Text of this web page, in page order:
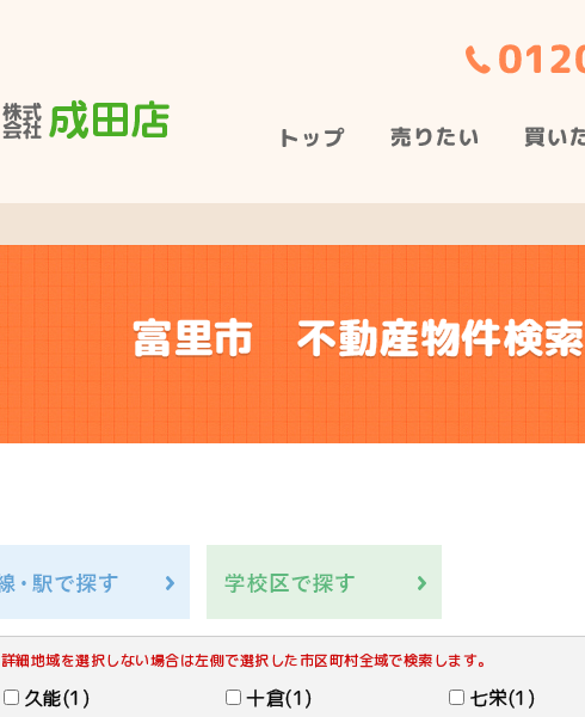
富里市 不動産物件検索
詳細地域を選択しない場合は左側で選択した市区町村全域で検索します。
久能(1) 十倉(1) 七栄(1)